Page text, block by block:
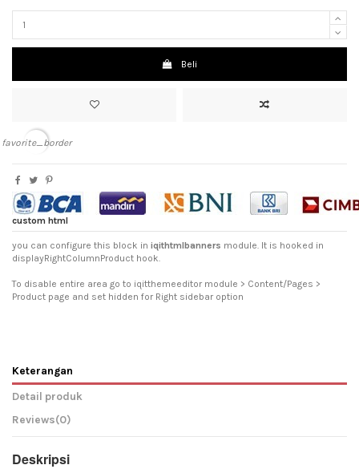
Beli
favorite_border
custom html
you can configure this block in iqithtmlbanners module. It is hooked in
displayRightColumnProduct hook.
To disable entire area go to iqitthemeeditor module > Content/Pages >
Product page and set hidden for Right sidebar option
Keterangan
Detail produk
Reviews(0)
Deskripsi